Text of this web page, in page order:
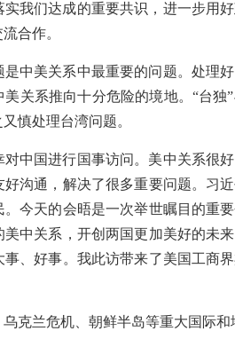
我们达成的重要共识，进一步用
合作。
中美关系中最重要的问题。处理
关系推向十分危险的境地。“台
慎处理台湾问题。
中国进行国事访问。美中关系很
沟通，解决了很多重要问题。习
今天的会晤是一次举世瞩目的重
中关系，开创两国更加美好的未
事、好事。我此访带来了美国工商
克兰危机、朝鲜半岛等重大国际和